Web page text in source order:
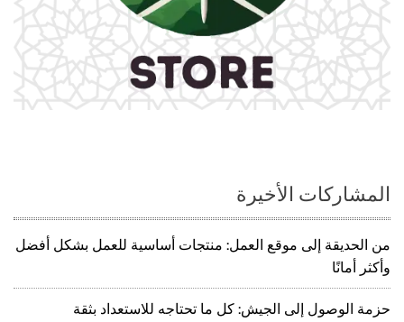
المشاركات الأخيرة
من الحديقة إلى موقع العمل: منتجات أساسية للعمل بشكل أفضل
وأكثر أمانًا
حزمة الوصول إلى الجيش: كل ما تحتاجه للاستعداد بثقة